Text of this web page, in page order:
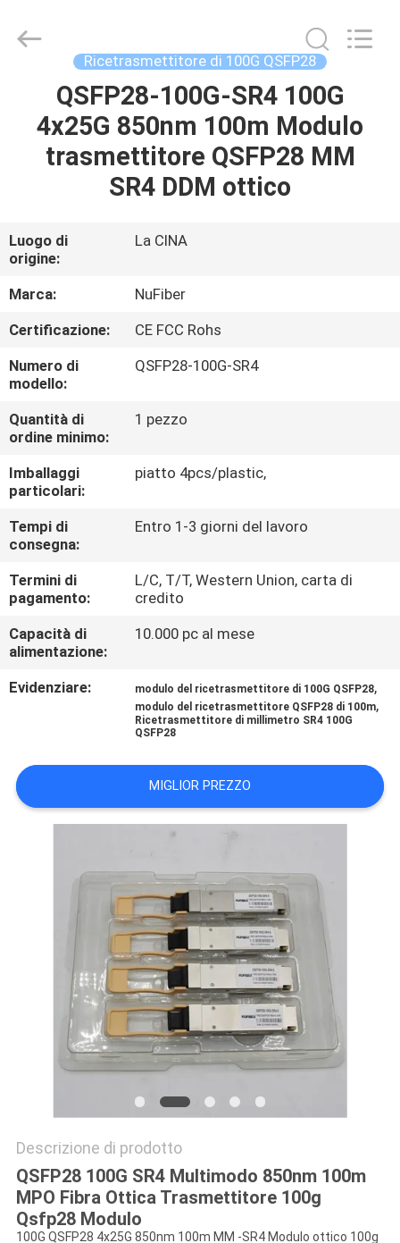
CASA
PRODOTTI
NOI
GIRO
DELLA
FABBRICA
CONTROLLO
DI
QUALITÀ
CONTATTICI
NOTIZIE
RICHIEDA
UNA
MAPPA
DEL
SITO
POLITICA
PRIVACY
Co.,Ltd.
Ricetrasmettitore di 100G QSFP28
QSFP28-100G-SR4 100G
4x25G 850nm 100m Modulo
trasmettitore QSFP28 MM
SR4 DDM ottico
Luogo di
origine:
La CINA
Marca:
NuFiber
Certificazione:
CE FCC Rohs
Numero di
modello:
QSFP28-100G-SR4
Quantità di
ordine minimo:
1 pezzo
Imballaggi
particolari:
piatto 4pcs/plastic,
Tempi di
consegna:
Entro 1-3 giorni del lavoro
Termini di
pagamento:
L/C, T/T, Western Union, carta di
credito
Capacità di
alimentazione:
10.000 pc al mese
Evidenziare: modulo del ricetrasmettitore di 100G QSFP28,
modulo del ricetrasmettitore QSFP28 di 100m,
Ricetrasmettitore di millimetro SR4 100G
QSFP28
MIGLIOR PREZZO
Descrizione di prodotto
QSFP28 100G SR4 Multimodo 850nm 100m
MPO Fibra Ottica Trasmettitore 100g
Qsfp28 Modulo
100G QSFP28 4x25G 850nm 100m MM -SR4 Modulo ottico 100g